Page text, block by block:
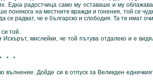
Една радостчица само му оставаше и му
понякога на местните вражди и гонения, той се
се радват, че е българско и слободия. Та те имат
той.
мислейки, че той пътува отдалеко и е
* * *
Дойде си в отпуск за Великден